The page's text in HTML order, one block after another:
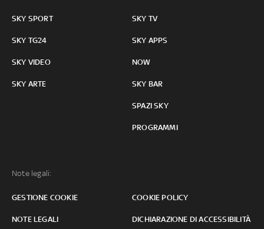
SKY SPORT
SKY TG24
SKY VIDEO
SKY ARTE
SKY TV
SKY APPS
NOW
SKY BAR
SPAZI SKY
PROGRAMMI
Note legali:
GESTIONE COOKIE COOKIE POLICY
NOTE LEGALI DICHIARAZIONE DI ACCESSIBILITÀ